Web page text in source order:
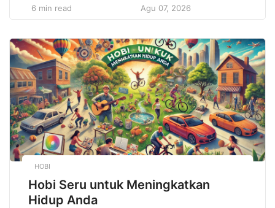
otak, energi, dan kesejahteraan mental semakin
semakin banyak orang yang berfokus pada konsumsi
makanan yang mendukung fungsi otak,
meningkatkan daya tahan […]
6 min read Agu 07, 2026
HOBI
Hobi Seru untuk Meningkatkan
Hidup Anda